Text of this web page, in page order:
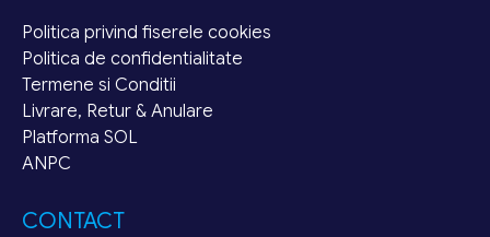
Politica privind fiserele cookies
Politica de confidentialitate
Termene si Conditii
Livrare, Retur & Anulare
Platforma SOL
ANPC
CONTACT